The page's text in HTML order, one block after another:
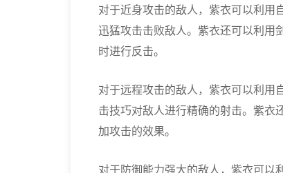
对于近身攻击的敌人，紫衣可以利用
迅猛攻击击败敌人。紫衣还可以利用
时进行反击。
对于远程攻击的敌人，紫衣可以利用
击技巧对敌人进行精确的射击。紫衣
加攻击的效果。
对于防御能力强大的敌人，紫衣可以